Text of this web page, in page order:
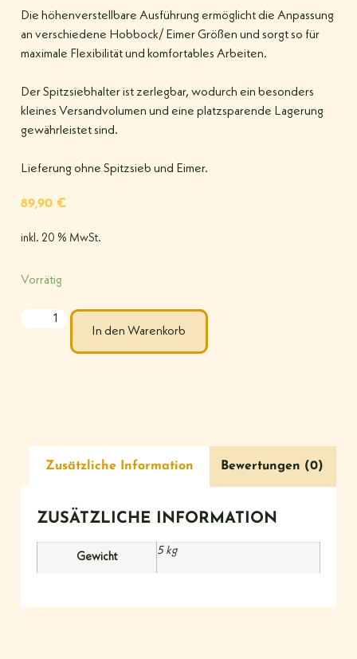
Die höhenverstellbare Ausführung ermöglicht die Anpassung
an verschiedene Hobbock/ Eimer Größen und sorgt so für
maximale Flexibilität und komfortables Arbeiten.
Der Spitzsiebhalter ist zerlegbar, wodurch ein besonders
kleines Versandvolumen und eine platzsparende Lagerung
gewährleistet sind.
Lieferung ohne Spitzsieb und Eimer.
89,90 €
inkl. 20 % MwSt.
Vorrätig
In den Warenkorb
Zusätzliche Information Bewertungen (0)
ZUSÄTZLICHE INFORMATION
Gewicht
5 kg